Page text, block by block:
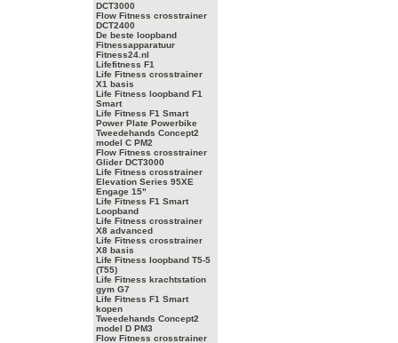
DCT3000
Flow Fitness crosstrainer
DCT2400
De beste loopband
Fitnessapparatuur
Fitness24.nl
Lifefitness F1
Life Fitness crosstrainer
X1 basis
Life Fitness loopband F1
Smart
Life Fitness F1 Smart
Power Plate Powerbike
Tweedehands Concept2
model C PM2
Flow Fitness crosstrainer
Glider DCT3000
Life Fitness crosstrainer
Elevation Series 95XE
Engage 15"
Life Fitness F1 Smart
Loopband
Life Fitness crosstrainer
X8 advanced
Life Fitness crosstrainer
X8 basis
Life Fitness loopband T5-5
(T55)
Life Fitness krachtstation
gym G7
Life Fitness F1 Smart
kopen
Tweedehands Concept2
model D PM3
Flow Fitness crosstrainer